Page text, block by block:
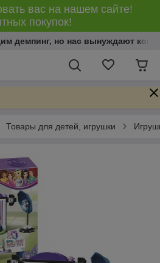
вас на нашем сайте!
покупок!
демпинг, но нас вынуждают
Товары для детей, игрушки